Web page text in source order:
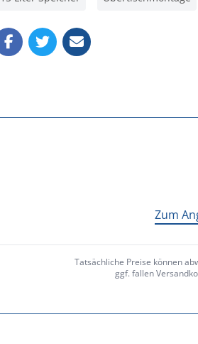
Zum
Tatsächliche Preise können
ggf. fallen